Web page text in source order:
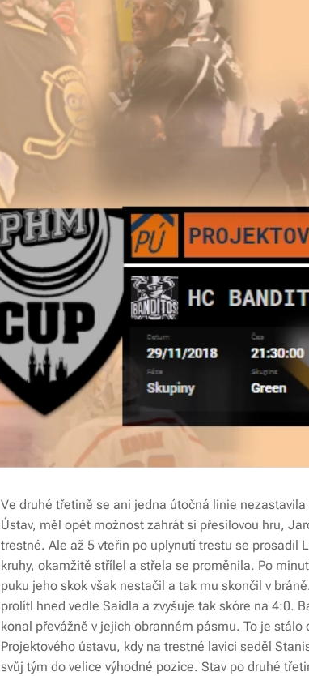
Ve druhé třetině se ani jedna útočná linie
Ústav, měl opět možnost zahrát si přesilovou hru,
trestné. Ale až 5 vteřin po uplynutí trestu se prosadil
kruhy, okamžitě střílel a střela se proměnila. Po
puku jeho skok však nestačil a tak mu skončil v
prolítl hned vedle Saidla a zvyšuje tak skóre na 4:0.
konal převážně v jejich obranném pásmu. To je
Projektového ústavu, kdy na trestné lavici seděl
svůj tým do velice výhodné pozice. Stav po druhé